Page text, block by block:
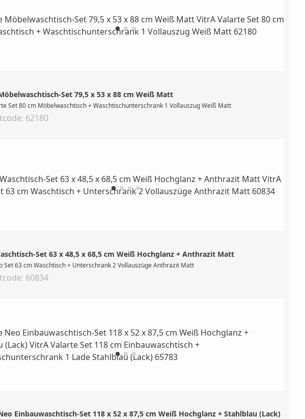
65 cm, bestehend aus Möbelwaschtisch # 7801 (wandgebunden, mit Hahnlochbank, mit
Set 79,5 x 53 x 88 cm Weiß Matt
Set 80 cm Möbelwaschtisch + Waschtischunterschrank 1 Vollauszug Weiß Matt
62180
1 Vollauszug Elfenbein Matt Valarte Möbelwaschtisch-Set, Breite 80 cm, bestehend aus
Set 63 x 48,5 x 68,5 cm Weiß Hochglanz + Anthrazit Matt
Set 63 cm Waschtisch + Unterschrank 2 Vollauszüge Anthrazit Matt
60834
Einbauwaschtisch-Set 118 x 52 x 87,5 cm Weiß Hochglanz + Stahlblau (Lack)